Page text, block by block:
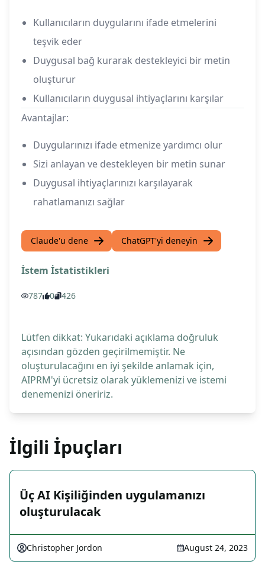
Kullanıcıların duygularını ifade etmelerini
teşvik eder
Duygusal bağ kurarak destekleyici bir metin
oluşturur
Kullanıcıların duygusal ihtiyaçlarını karşılar
Avantajlar:
Duygularınızı ifade etmenize yardımcı olur
Sizi anlayan ve destekleyen bir metin sunar
Duygusal ihtiyaçlarınızı karşılayarak
rahatlamanızı sağlar
Claude'u dene ChatGPT'yi deneyin
İstem İstatistikleri
787 0 426
Lütfen dikkat: Yukarıdaki açıklama doğruluk
açısından gözden geçirilmemiştir. Ne
oluşturulacağını en iyi şekilde anlamak için,
AIPRM'yi ücretsiz olarak yüklemenizi ve istemi
denemenizi öneririz.
İlgili İpuçları
Üç AI Kişiliğinden uygulamanızı
oluşturulacak
Christopher Jordon August 24, 2023